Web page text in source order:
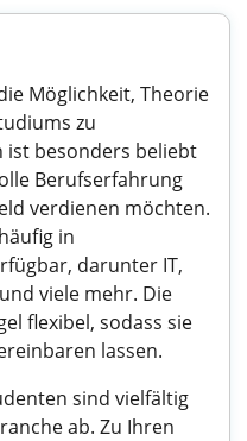
Möglichkeit, Theorie
zu
ist besonders beliebt
Berufserfahrung
verdienen möchten.
in
darunter IT,
viele mehr. Die
flexibel, sodass sie
lassen.
sind vielfältig
ab. Zu Ihren